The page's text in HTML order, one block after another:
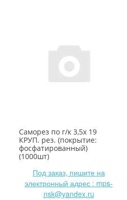
Саморез по г/к 3,5х 19
КРУП. рез. (покрытие:
фосфатированный)
(1000шт)
Под заказ, пишите на
электронный адрес : mps-
nsk@yandex.ru